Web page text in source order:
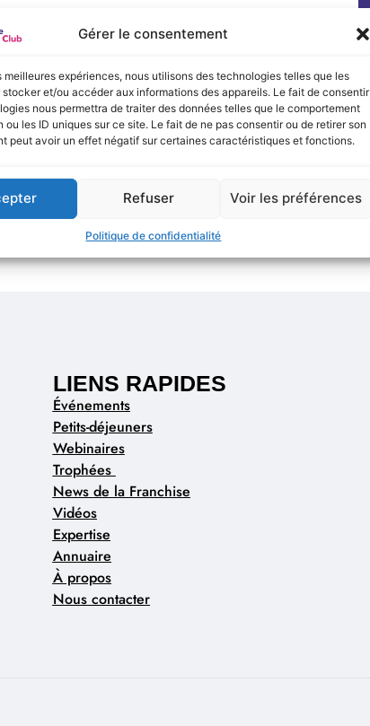
Gérer le consentement
meilleures expériences, nous utilisons des technologies telles que les
et/ou accéder aux informations des appareils. Le fait de consentir
nous permettra de traiter des données telles que le comportement
ou les ID uniques sur ce site. Le fait de ne pas consentir ou de retirer son
peut avoir un effet négatif sur certaines caractéristiques et fonctions.
Refuser Voir les préférences
Politique de confidentialité
!
LIENS RAPIDES
Événements
Petits-déjeuners
Webinaires
Trophées
News de la Franchise
Vidéos
Expertise
Annuaire
À propos
Nous contacter